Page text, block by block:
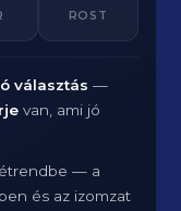
ROST
választás —
van, ami jó
— a
és az izomzat